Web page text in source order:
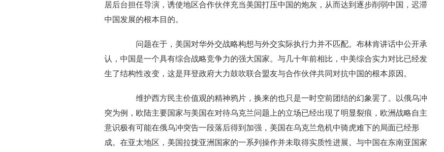
居后台担任导演，诱使地区合作伙伴充当美国打压中国的炮灰，从而达到逐步削弱中国，迟滞
中国发展的根本目的。
问题在于，美国对华外交战略构想与外交实际执行力并不匹配。布林肯讲话中公开承
认，中国是一个具有综合战略竞争力的强大国家。与几十年前相比，中美综合实力对比已经发
生了结构性改变，这是拜登政府大力鼓吹联合盟友与合作伙伴共同对抗中国的根本原因。
维护西方民主价值观的精神鸦片，换来的也只是一时空前团结的幻象罢了。以俄乌冲
突为例，欧陆主要国家与美国在对待乌克兰问题上的立场已经出现了明显裂痕，欧洲战略自主
意识极有可能在俄乌冲突告一段落后得到加强，美国在乌克兰危机中骑虎难下的局面已经形
成。在亚太地区，美国拉拢亚洲国家的一系列操作并未取得实质性进展。与中国在东南亚国家